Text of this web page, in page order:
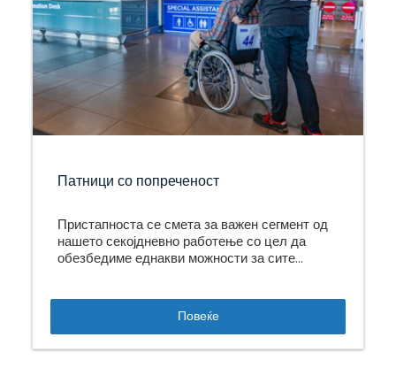
Патници со попреченост
Пристапноста се смета за важен сегмент од
нашето секојдневно работење со цел да
обезбедиме еднакви можности за сите
Повеќе